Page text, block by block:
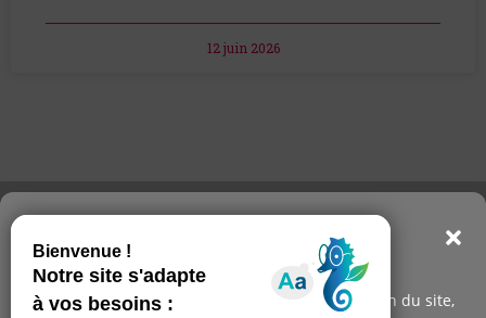
respectons votre vie privée
Nous utilisons des cookies pour faciliter l'utilisation du site,
12 juin 2026